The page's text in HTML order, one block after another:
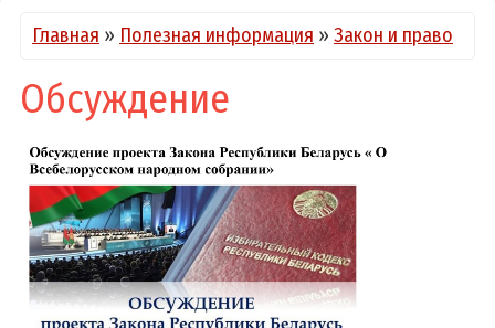
Главная » Полезная информация » Закон и право
Обсуждение